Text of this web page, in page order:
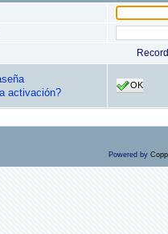
activación?
OK
Powered by